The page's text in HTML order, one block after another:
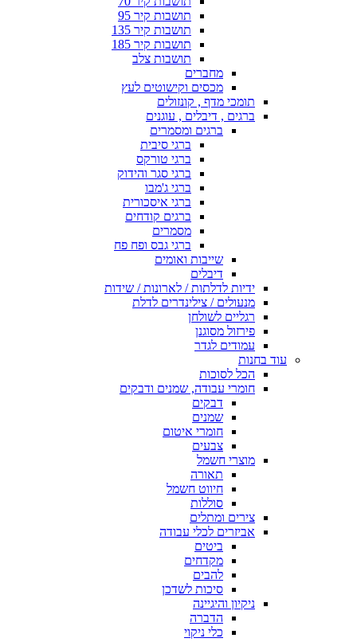
תושבות קיר 95
תושבות קיר 135
תושבות קיר 185
תושבות צלב
מחברים
מכסים וקישוטים לעץ
תומכי מדף , קונזולים
ברגים , דיבלים , עוגנים
ברגים ומסמרים
ברגי סיבית
ברגי טורקס
ברגי סגר והידוק
ברגי ג'מבו
ברגי איסכורית
ברגים קודחים
מסמרים
ברגי גבס ופח פח
שייבות ואומים
דיבלים
ידיות לדלתות / לארונות / שידות
מנעולים / צילינדרים לדלת
רגליים לשולחן
פירזול מסוגנן
עמודים לגדר
עוד בחנות
הכל לסוכות
חומרי עבודה, שמנים ודבקים
דבקים
שמנים
חומרי איטום
צבעים
מוצרי חשמל
תאורה
חיווט חשמל
סוללות
צירים ומתלים
אביזרים לכלי עבודה
ביטים
מקדחים
להבים
סיכות לשדכן
ניקיון והיגיינה
הדברה
כלי ניקוי